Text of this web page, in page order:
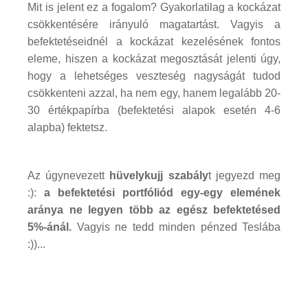
Mit is jelent ez a fogalom? Gyakorlatilag a kockázat
csökkentésére irányuló magatartást. Vagyis a
befektetéseidnél a kockázat kezelésének fontos
eleme, hiszen a kockázat megosztását jelenti úgy,
hogy a lehetséges veszteség nagyságát tudod
csökkenteni azzal, ha nem egy, hanem legalább 20-
30 értékpapírba (befektetési alapok esetén 4-6
alapba) fektetsz.
Az úgynevezett hüvelykujj szabályt jegyezd meg
:): a befektetési portfóliód egy-egy elemének
aránya ne legyen több az egész befektetésed
5%-ánál. Vagyis ne tedd minden pénzed Teslába
:))...